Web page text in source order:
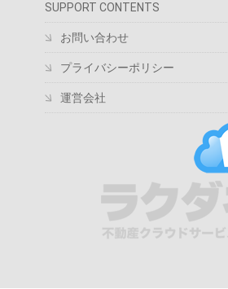
SUPPORT CONTENTS
お問い合わせ
プライバシーポリシー
運営会社